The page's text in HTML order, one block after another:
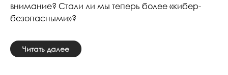
внимание? Стали ли мы теперь более «кибер-
безопасными»?
Читать далее